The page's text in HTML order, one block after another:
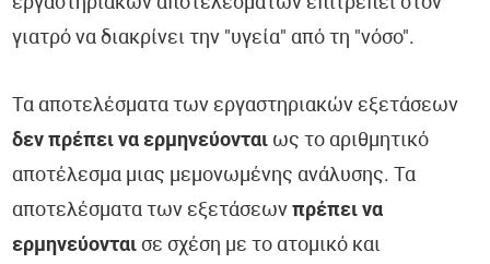
γιατρό να διακρίνει την "υγεία" από τη "νόσο".
Τα αποτελέσματα των εργαστηριακών εξετάσεων
δεν πρέπει να ερμηνεύονται ως το αριθμητικό
αποτέλεσμα μιας μεμονωμένης ανάλυσης. Τα
αποτελέσματα των εξετάσεωνπρέπει να
ερμηνεύονταισε σχέση με το ατομικό και